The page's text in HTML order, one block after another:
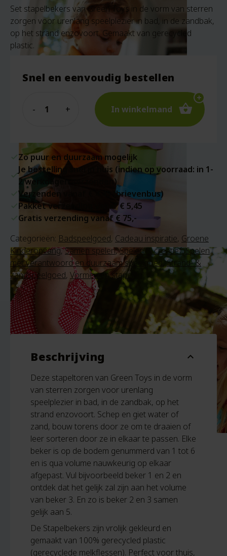
Set stapelbekers van Green Toys in de vorm van sterren
zorgen voor urenlang speelplezier in bad, in de zandbak,
op het strand enzovoort. Gemaakt van gerecycled
plastic.
Snel en eenvoudig bestellen
In winkelmand
Zo puur en duurzaam mogelijk
Je bestelling snel in huis (indien op voorraad: in 1-
2 werkdagen verzonden)
Verzenden vanaf € 4,45 (brievenbus)
Pakket verzending vanaf € 5,45
Gratis verzending vanaf € 75,-
Categorieën: Badspeelgoed, Cadeau inspiratie, Groene
Kinderopvang,Samen spelen,Spelen & creatief,Spelen
met verantwoord en duurzaam speelgoed ,Strand- &
zandspeelgoed, Vormen en stapelen
Beschrijving expand_more
Deze stapeltoren van Green Toys in de vorm
van sterren zorgen voor urenlang
speelplezier in bad, in de zandbak, op het
strand enzovoort. Schep en giet water of
zand, bouw torens door ze om te draaien of
leer sorteren door ze in elkaar te passen. Elke
beker is op de bodem genummerd van 1 tot 6
en is qua volume nauwkeurig op elkaar
afgepast. Vul bijvoorbeeld beker 1 en 2 en
ontdek dat het gelijk zal zijn aan het volume
van beker 3. En zo is beker 2 en 3 samen
gelijk aan 5.
De Stapelbekers zijn vrolijk gekleurd en
gemaakt van 100% gerecycled plastic
(gerecyclede melkflessen). Perfect voor thuis,